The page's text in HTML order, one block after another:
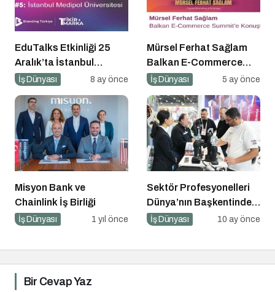
EduTalks Etkinliği 25
Aralık’ta İstanbul
Medipol
İş Dünyası 8 ay önce
Mürsel Ferhat Sağlam
Balkan E-Commerce
Summit’e Konuştu
İş Dünyası 5 ay önce
Misyon Bank ve
Chainlink İş Birliği
İş Dünyası 1 yıl önce
Sektör Profesyonelleri
Dünya’nın Başkentinde
Buluşacak!
İş Dünyası 10 ay önce
Bir Cevap Yaz